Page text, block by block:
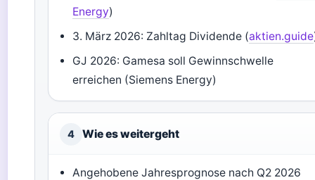
Energy)
3. März 2026: Zahltag Dividende (aktien.guide
GJ 2026: Gamesa soll Gewinnschwelle
erreichen (Siemens Energy)
4 Wie es weitergeht
Angehobene Jahresprognose nach Q2 2026